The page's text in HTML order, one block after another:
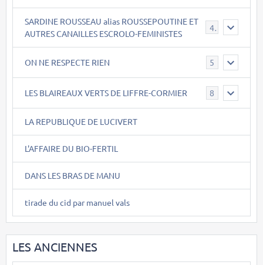
SARDINE ROUSSEAU alias ROUSSEPOUTINE ET
AUTRES CANAILLES ESCROLO-FEMINISTES
40
ON NE RESPECTE RIEN 5
LES BLAIREAUX VERTS DE LIFFRE-CORMIER 8
LA REPUBLIQUE DE LUCIVERT
L'AFFAIRE DU BIO-FERTIL
DANS LES BRAS DE MANU
tirade du cid par manuel vals
LES ANCIENNES